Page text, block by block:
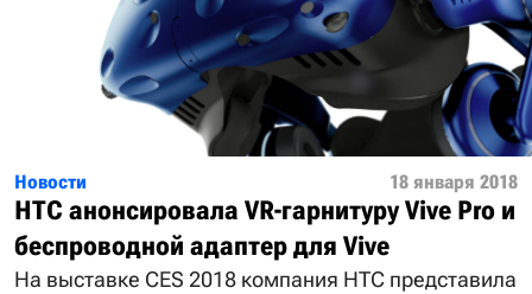
Новости 18 января 2018
HTC анонсировала VR-гарнитуру Vive Pro и
беспроводной адаптер для Vive
На выставке CES 2018 компания HTC представила